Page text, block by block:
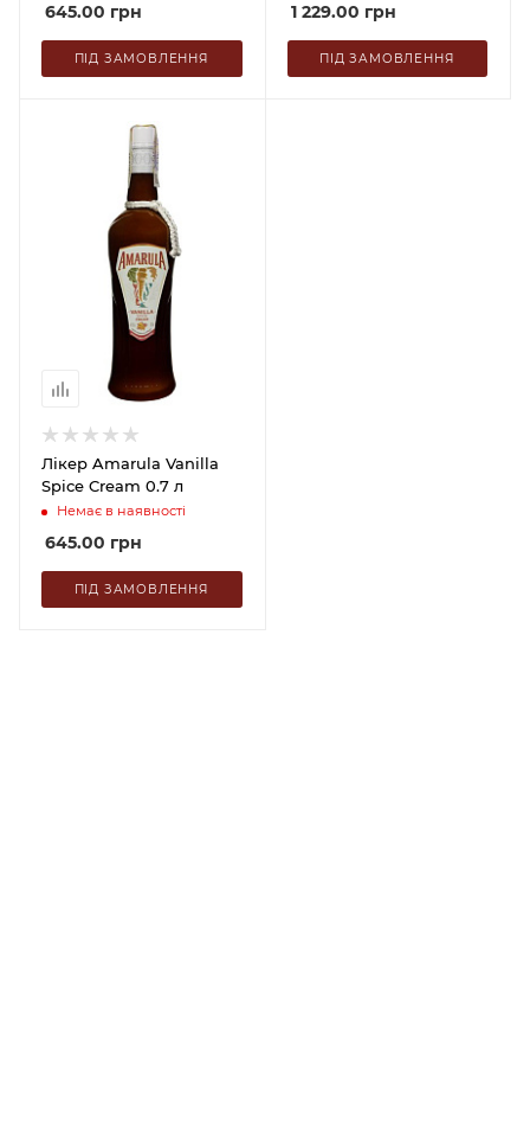
645.00 грн
ПІД ЗАМОВЛЕННЯ
1 229.00 грн
ПІД ЗАМОВЛЕННЯ
Лікер Amarula Vanilla
Spice Cream 0.7 л
Немає в наявності
645.00 грн
ПІД ЗАМОВЛЕННЯ